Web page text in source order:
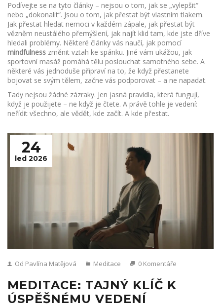
Podívejte se na tyto články – nejsou o tom, jak se „vylepšit“
nebo „dokonalit“. Jsou o tom, jak přestat být vlastním tlakem.
Jak přestat hledat nemoci v každém zápale, jak přestat být
vězněm neustálého přemýšlení, jak najít klid tam, kde jste dříve
hledali problémy. Některé články vás naučí, jak pomocí
mindfulness změnit vztah ke spánku. Jiné vám ukážou, jak
sportovní masáž pomáhá tělu poslouchat samotného sebe. A
některé vás jednoduše připraví na to, že když přestanete
bojovat se svým tělem, začne vás podporovat – a ne napadat.
Tady nejsou žádné zázraky. Jen jasná pravidla, která fungují,
když je použijete – ne když je čtete. A právě tohle je vedení:
neřídit všechno, ale vědět, kde začít. A kde přestat.
24
led 2026
Od Pavlína Matějová Meditace 0 Komentáře
MEDITACE: TAJNÝ KLÍČ K
ÚSPĚŠNÉMU VEDENÍ